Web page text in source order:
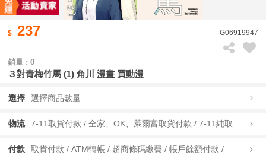
237 G06919947
銷量 : 0
３對青梅竹馬 (1) 角川 漫畫 買動漫
選擇 選擇商品數量
物流
付款 取貨付款 / ATM轉帳 / 超商條碼繳費 / 帳戶餘額付款 /